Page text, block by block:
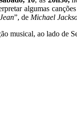
algumas
”, de Michael
musical, ao lado de